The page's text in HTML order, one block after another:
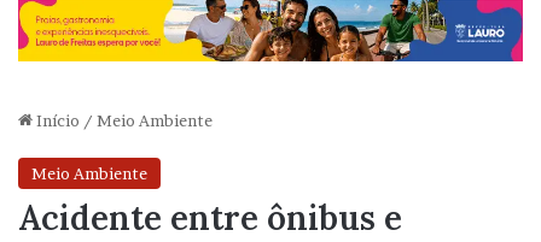
Início / Meio Ambiente
Meio Ambiente
Acidente entre ônibus e